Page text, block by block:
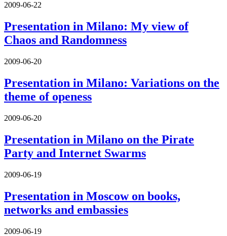
2009-06-22
Presentation in Milano: My view of
Chaos and Randomness
2009-06-20
Presentation in Milano: Variations on the
theme of openess
2009-06-20
Presentation in Milano on the Pirate
Party and Internet Swarms
2009-06-19
Presentation in Moscow on books,
networks and embassies
2009-06-19